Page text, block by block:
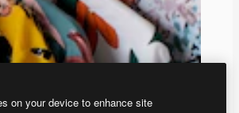
on your device to enhance site